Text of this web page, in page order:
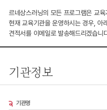
르네상스러닝의 모든 프로그램은 교
현재 교육기관을 운영하시는 경우, 아
견적서를 이메일로 발송해드리겠습니
기관정보
기관명